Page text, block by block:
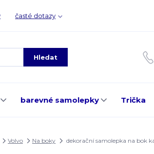
časté dotazy
Hledat
barevné samolepky Trička
Volvo Na boky dekorační samolepka na bok